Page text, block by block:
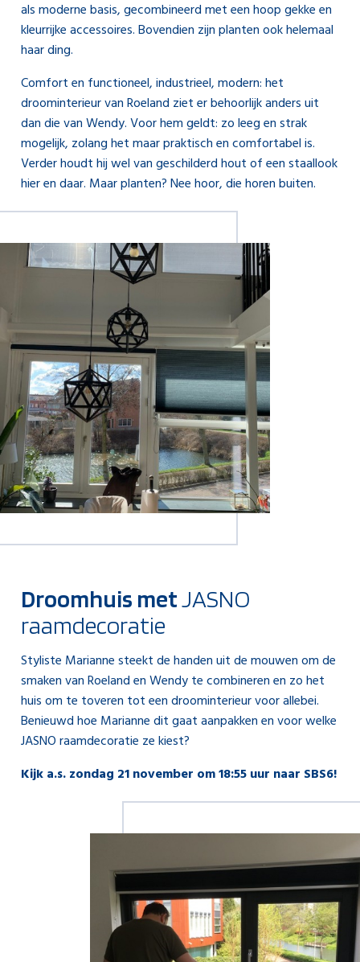
als moderne basis, gecombineerd met een hoop gekke en
kleurrijke accessoires. Bovendien zijn planten ook helemaal
haar ding.
Comfort en functioneel, industrieel, modern: het
droominterieur van Roeland ziet er behoorlijk anders uit
dan die van Wendy. Voor hem geldt: zo leeg en strak
mogelijk, zolang het maar praktisch en comfortabel is.
Verder houdt hij wel van geschilderd hout of een staallook
hier en daar. Maar planten? Nee hoor, die horen buiten.
Droomhuis metJASNO
raamdecoratie
Styliste Marianne steekt de handen uit de mouwen om de
smaken van Roeland en Wendy te combineren en zo het
huis om te toveren tot een droominterieur voor allebei.
Benieuwd hoe Marianne dit gaat aanpakken en voor welke
JASNO raamdecoratie ze kiest?
Kijk a.s. zondag 21 november om 18:55 uur naar SBS6!